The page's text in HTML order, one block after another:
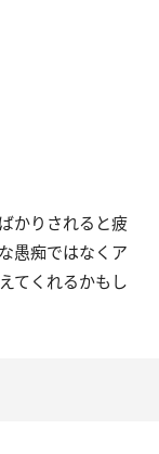
かりされると疲
愚痴ではなくア
てくれるかもし